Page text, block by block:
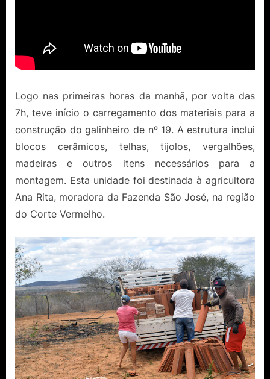
Logo nas primeiras horas da manhã, por volta das
7h, teve início o carregamento dos materiais para a
construção do galinheiro de nº 19. A estrutura inclui
blocos cerâmicos, telhas, tijolos, vergalhões,
madeiras e outros itens necessários para a
montagem. Esta unidade foi destinada à agricultora
Ana Rita, moradora da Fazenda São José, na região
do Corte Vermelho.